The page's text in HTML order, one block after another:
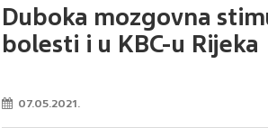
Duboka mozgovna
bolesti i u KBC-u Rijeka
07.05.2021.